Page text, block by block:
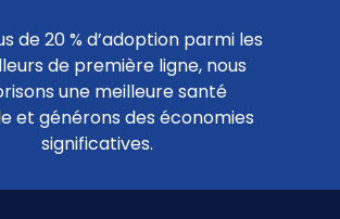
de 20 % d’adoption parmi les
de première ligne, nous
une meilleure santé
et générons des économies
significatives.